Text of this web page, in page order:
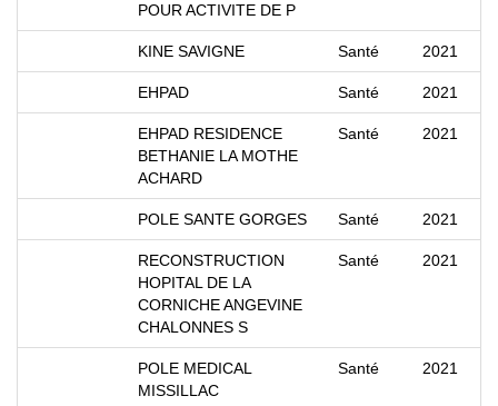
POUR ACTIVITE DE P
KINE SAVIGNE Santé 2021
EHPAD Santé 2021
EHPAD RESIDENCE
BETHANIE LA MOTHE
ACHARD
Santé 2021
POLE SANTE GORGES Santé 2021
RECONSTRUCTION
HOPITAL DE LA
CORNICHE ANGEVINE
CHALONNES S
Santé 2021
POLE MEDICAL
MISSILLAC
Santé 2021